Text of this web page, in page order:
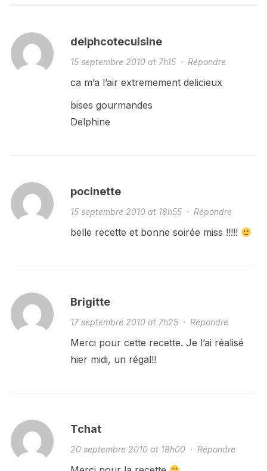
delphcotecuisine
15 septembre 2010 at 7h15· Répondre
ca m’a l’air extremement delicieux
bises gourmandes
Delphine
pocinette
15 septembre 2010 at 18h55· Répondre
belle recette et bonne soirée miss !!!!!
Brigitte
17 septembre 2010 at 7h25· Répondre
Merci pour cette recette. Je l’ai réalisé
hier midi, un régal!!
Tchat
20 septembre 2010 at 18h00· Répondre